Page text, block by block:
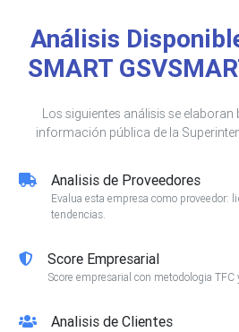
Análisis
SMART
Los siguientes análisis se
información pública de la
Analisis de Proveedores
Evalua esta empresa como proveedor:
tendencias.
Score Empresarial
Score empresarial con metodologia
Analisis de Clientes